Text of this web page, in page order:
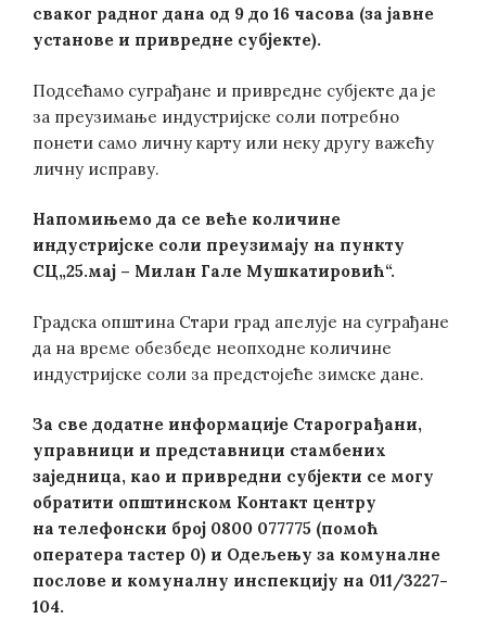
сваког радног дана од 9 до 16 часова (за јавне
установе и привредне субјекте).
Подсећамо суграђане и привредне субјекте да је
за преузимање индустријске соли потребно
понети само личну карту или неку другу важећу
личну исправу.
Напомињемо да се веће количине
индустријске соли преузимају на пункту
СЦ„25.мај – Милан Гале Мушкатировић“.
Градска општина Стари град апелује на суграђане
да на време обезбеде неопходне количине
индустријске соли за предстојеће зимске дане.
За све додатне информације Старограђани,
управници и представници стамбених
заједница, као и привредни субјекти се могу
обратити општинском Контакт центру
на телефонски број 0800 077775 (помоћ
оператера тастер 0) и Одељењу за комуналне
послове и комуналну инспекцију на 011/3227-
104.